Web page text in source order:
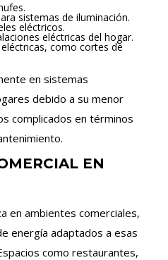
sistemas de iluminación.
eléctricos.
eléctricas del hogar.
como cortes de
en sistemas
debido a su menor
complicados en términos
EN
en ambientes comerciales,
energía adaptados a esas
como restaurantes,